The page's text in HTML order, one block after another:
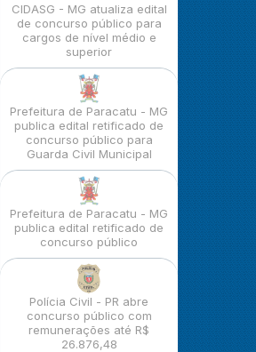
CIDASG - MG atualiza edital
de concurso público para
cargos de nível médio e
superior
Prefeitura de Paracatu - MG
publica edital retificado de
concurso público para
Guarda Civil Municipal
Prefeitura de Paracatu - MG
publica edital retificado de
concurso público
Polícia Civil - PR abre
concurso público com
remunerações até R$
26.876,48